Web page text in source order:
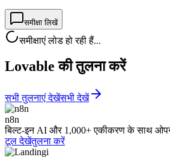
समीक्षा लिखें
समीक्षाएं लोड हो रही हैं...
Lovable की तुलना करें
सभी तुलनाएं देखेंसभी देखें
n8n
बिल्ट-इन AI और 1,000+ एकीकरण के साथ
टूल देखेंतुलना करें